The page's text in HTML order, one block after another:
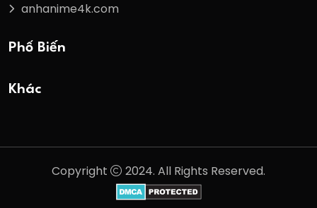
anhanime4k.com
Phổ Biến
Khác
Copyright 2024. All Rights Reserved.